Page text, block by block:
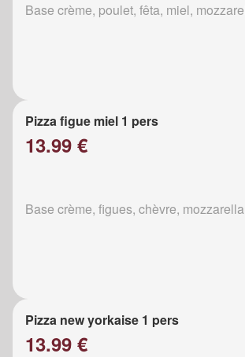
Base crème, poulet, fêta, miel,
Pizza figue miel 1 pers
13.99 €
Base crème, figues, chèvre,
Pizza new yorkaise 1 pers
13.99 €